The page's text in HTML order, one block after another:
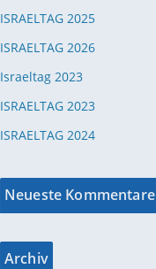
ISRAELTAG 2025
ISRAELTAG 2026
Israeltag 2023
ISRAELTAG 2023
ISRAELTAG 2024
Neueste Kommentare
Archiv